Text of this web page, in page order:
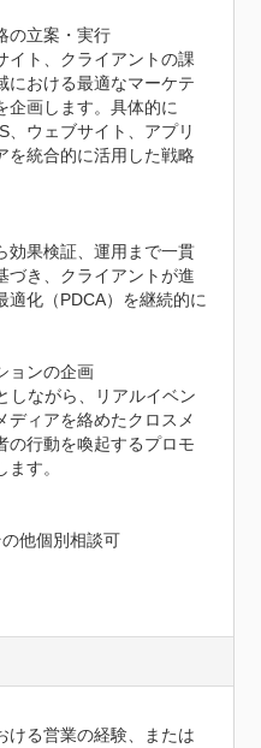
の立案・実行
イト、クライアントの課
における最適なマーケテ
企画します。具体的に
、ウェブサイト、アプリ
を統合的に活用した戦略
効果検証、運用まで一貫
づき、クライアントが進
適化（PDCA）を継続的に
ョンの企画
しながら、リアルイベン
ディアを絡めたクロスメ
の行動を喚起するプロモ
す。
他個別相談可
ける営業の経験、または